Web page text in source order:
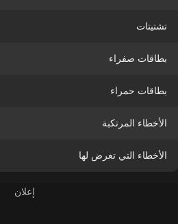
تشتيتات
بطاقات صفراء
بطاقات حمراء
الأخطاء المرتكبة
الأخطاء التي تعرض لها